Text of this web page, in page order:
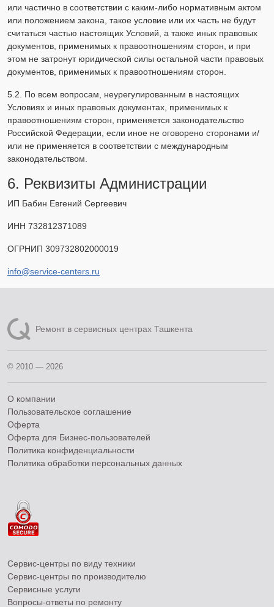
или частично в соответствии с каким-либо нормативным актом
или положением закона, такое условие или их часть не будут
считаться частью настоящих Условий, а также иных правовых
документов, применимых к правоотношениям сторон, и при
этом не затронут юридической силы остальной части правовых
документов, применимых к правоотношениям сторон.
5.2. По всем вопросам, неурегулированным в настоящих
Условиях и иных правовых документах, применимых к
правоотношениям сторон, применяется законодательство
Российской Федерации, если иное не оговорено сторонами и/
или не применяется в соответствии с международным
законодательством.
6. Реквизиты Администрации
ИП Бабин Евгений Сергеевич
ИНН 732812371089
ОГРНИП 309732802000019
info@service-centers.ru
Ремонт в сервисных центрах Ташкента
© 2010 — 2026
О компании
Пользовательское соглашение
Оферта
Оферта для Бизнес-пользователей
Политика конфиденциальности
Политика обработки персональных данных
Сервис-центры по виду техники
Сервис-центры по производителю
Сервисные услуги
Вопросы-ответы по ремонту